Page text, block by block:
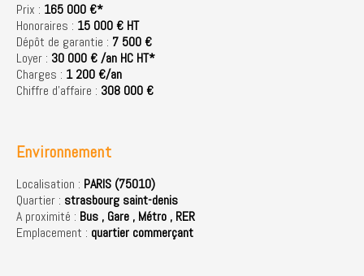
Prix : 165 000 €*
Honoraires : 15 000 € HT
Dépôt de garantie : 7 500 €
Loyer : 30 000 € /an HC HT*
Charges : 1 200 €/an
Chiffre d'affaire : 308 000 €
Environnement
Localisation : PARIS (75010)
Quartier : strasbourg saint-denis
A proximité : Bus , Gare , Métro , RER
Emplacement : quartier commerçant